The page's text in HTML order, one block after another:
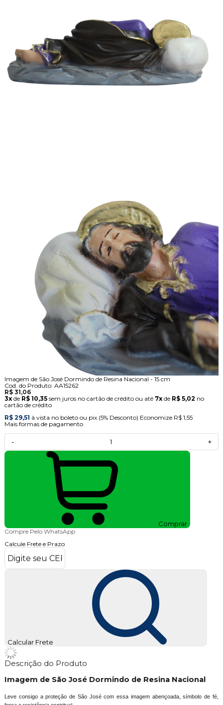
Imagem de São José Dormindo de Resina Nacional - 15 cm
Cod. do Produto: AA15262
R$ 31,06
3xde R$ 10,35 sem juros no cartão de crédito ou até 7xde R$ 5,02 no
cartão de crédito
R$ 29,51 à vista no boleto ou pix (5% Desconto) Economize R$ 1,55
Mais formas de pagamento
- +
Comprar
Compre Pelo WhatsApp
Calcule Frete e Prazo
Calcular Frete
Descrição do Produto
Imagem de São José Dormindo de Resina Nacional
Leve consigo a proteção de São José com essa imagem abençoada, símbolo de fé,